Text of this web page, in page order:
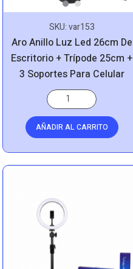
SKU:var153
Aro Anillo Luz Led 26cm De
Escritorio + Trípode 25cm +
3 Soportes Para Celular
AÑADIR AL CARRITO